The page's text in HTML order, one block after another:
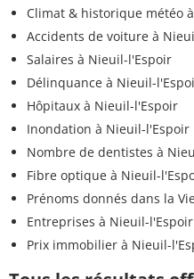
Climat & historique météo
Accidents de voiture à
Salaires à Nieuil-l'Espoir
Délinquance à Nieuil-
Hôpitaux à Nieuil-l'Espoir
Inondation à Nieuil-l'Espoir
Nombre de dentistes à
Fibre optique à Nieuil-
Prénoms donnés dans la
Entreprises à Nieuil-l'Espoir
Prix immobilier à Nieuil-